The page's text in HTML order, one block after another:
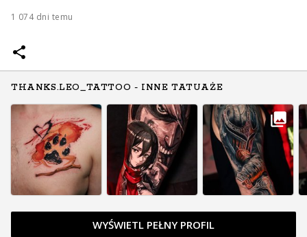
1 074 dni temu
THANKS.LEO_TATTOO - INNE TATUAŻE
WYŚWIETL PEŁNY PROFIL